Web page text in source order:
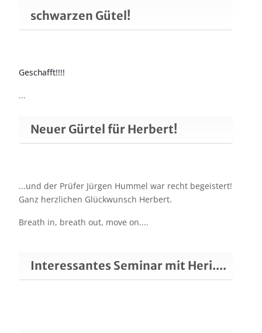
schwarzen Gütel!
Geschafft!!!!
...
Neuer Gürtel für Herbert!
...und der Prüfer Jürgen Hummel war recht begeistert!
Ganz herzlichen Glückwunsch Herbert.
Breath in, breath out, move on....
Interessantes Seminar mit Heri....